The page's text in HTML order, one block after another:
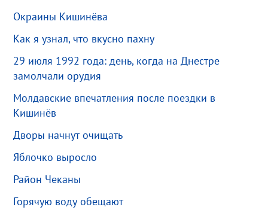
Окраины Кишинёва
Как я узнал, что вкусно пахну
29 июля 1992 года: день, когда на Днестре
замолчали орудия
Молдавские впечатления после поездки в
Кишинёв
Дворы начнут очищать
Яблочко выросло
Район Чеканы
Горячую воду обещают